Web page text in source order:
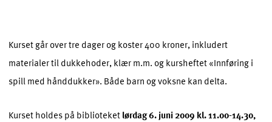
Kurset går over tre dager og koster 400 kroner, inkludert
materialer til dukkehoder, klær m.m. og kursheftet «Innføring i
spill med hånddukker». Både barn og voksne kan delta.
Kurset holdes på biblioteketlørdag 6. juni 2009 kl. 11.00-14.30,